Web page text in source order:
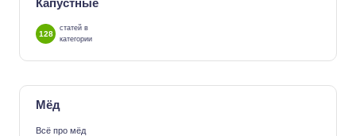
Капустные
128
статей в
категории
Мёд
Всё про мёд